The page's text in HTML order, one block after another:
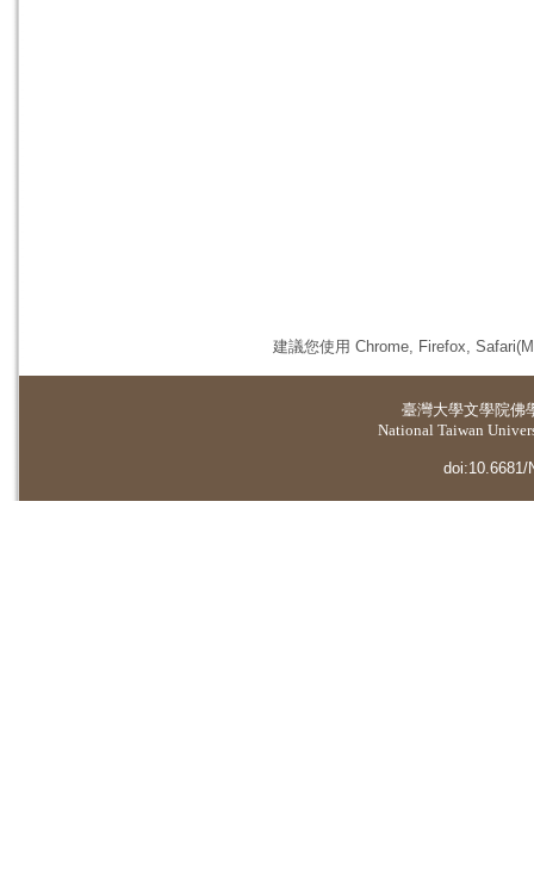
建議您使用 Chrome, Firefox,
臺灣大學文學院佛
National Taiwan
doi:10.6681/